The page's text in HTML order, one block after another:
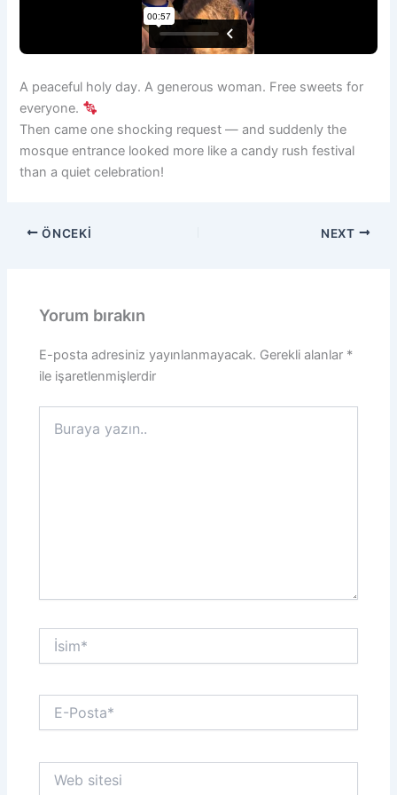
A peaceful holy day. A generous woman. Free sweets for
everyone.
Then came one shocking request — and suddenly the
mosque entrance looked more like a candy rush festival
than a quiet celebration!
ÖNCEKI NEXT
Yorum bırakın
E-posta adresiniz yayınlanmayacak. Gerekli alanlar *
ile işaretlenmişlerdir
yazın..
İsim*
Posta*
sitesi